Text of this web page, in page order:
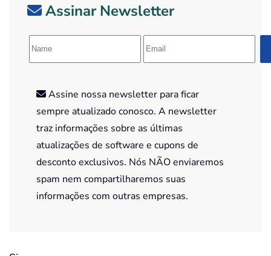
Assinar Newsletter
Assine nossa newsletter para ficar
sempre atualizado conosco. A newsletter
traz informações sobre as últimas
atualizações de software e cupons de
desconto exclusivos. Nós NÃO enviaremos
spam nem compartilharemos suas
informações com outras empresas.